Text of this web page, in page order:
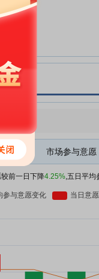
减弱
市场参与意愿
前一日下降4.25%,五日平均